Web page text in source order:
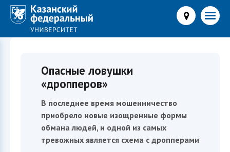
Опасные ловушки
«дропперов»
В последнее время мошенничество
приобрело новые изощренные формы
обмана людей, и одной из самых
тревожных является схема с дропперами